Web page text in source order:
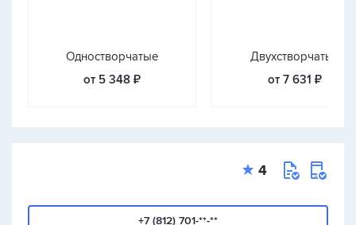
Одностворчатые
от 5 348 ₽
Двухстворчатые
от 7 631 ₽
4
+7 (812) 701-**-**